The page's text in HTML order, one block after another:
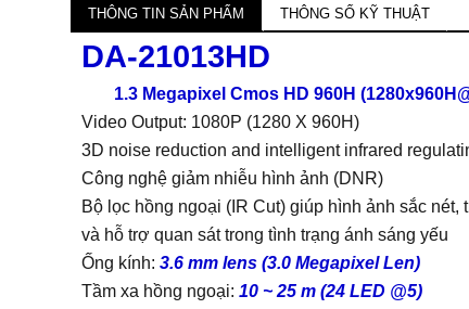
THÔNG TIN SẢN PHẨM THÔNG SỐ KỸ THUẬT
DA-21013HD
1.3 Megapixel Cmos HD 960H
Video Output: 1080P (1280 X 960H)
3D noise reduction and intelligent infrared
Công nghệ giảm nhiễu hình ảnh (DNR)
Bộ lọc hồng ngoại (IR Cut) giúp hình ảnh sắc nét,
và hỗ trợ quan sát trong tình trạng ánh sáng yếu
Ống kính: 3.6 mm lens (3.0 Megapixel Len)
Tầm xa hồng ngoại: 10 ~ 25 m (24 LED @5)